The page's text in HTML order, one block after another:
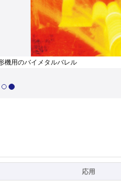
機用のバイメタルバレル
応用